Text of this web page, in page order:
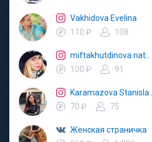
Vakhidova Evelina
110 ₽
108
100 ₽
91
70 ₽
75
Женская страничка